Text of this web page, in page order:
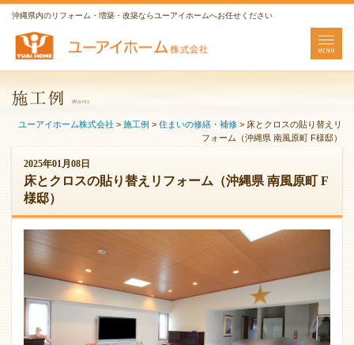
沖縄県内のリフォーム・増築・改築ならユーアイホームへお任せください
ユーアイホーム株式会社 > 施工例 > 住まいの修繕・補修 > 床とクロスの貼り替えリ
フォーム（沖縄県 南風原町 F様邸）
2025年01月08日
床とクロスの貼り替えリフォーム（沖縄県 南風原町 F
様邸）